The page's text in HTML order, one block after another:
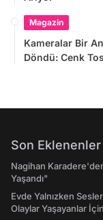
Magazin
Kameralar Bir
Döndü: Cenk
Son Eklenenler
Nagihan
Yaşandı"
Evde Yalnızken
Olaylar Yaşayanlar